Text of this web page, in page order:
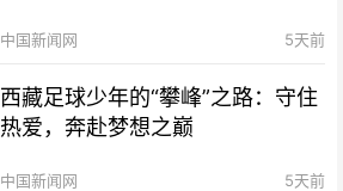
中国新闻网 5天前
西藏足球少年的“攀峰”之路：守住
热爱，奔赴梦想之巅
中国新闻网 5天前